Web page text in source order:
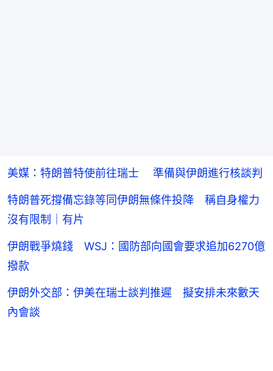
美媒：特朗普特使前往瑞士 準備與伊朗進行核談判
特朗普死撐備忘錄等同伊朗無條件投降 稱自身權力
沒有限制｜有片
伊朗戰爭燒錢 WSJ：國防部向國會要求追加6270億
撥款
伊朗外交部：伊美在瑞士談判推遲 擬安排未來數天
內會談